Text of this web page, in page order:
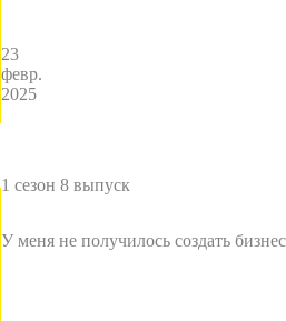
23
февр.
2025
1 сезон 8 выпуск
У меня не получилось создать